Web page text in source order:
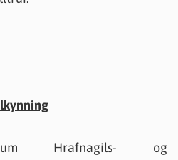
Hrafnagils- og